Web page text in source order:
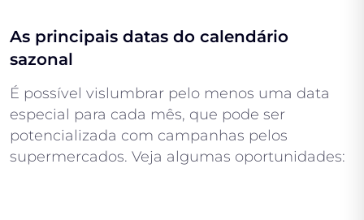
As principais datas do calendário
sazonal
É possível vislumbrar pelo menos uma data
especial para cada mês, que pode ser
potencializada com campanhas pelos
supermercados. Veja algumas oportunidades: